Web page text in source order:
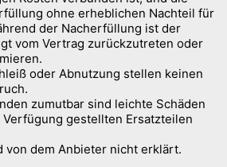
ohne erheblichen Nachteil für
der Nacherfüllung ist der
vom Vertrag zurückzutreten oder
oder Abnutzung stellen keinen
zumutbar sind leichte Schäden
Verfügung gestellten Ersatzteilen
von dem Anbieter nicht erklärt.